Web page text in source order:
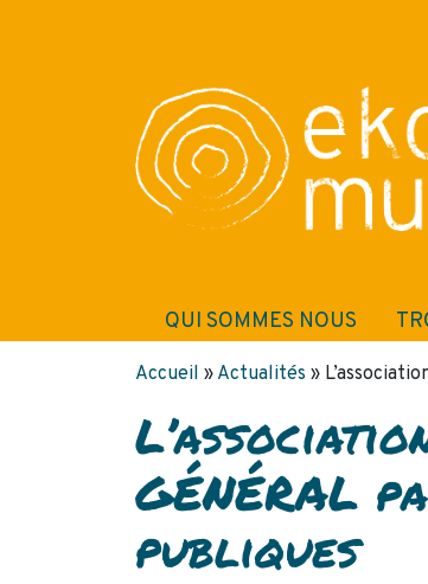
QUI SOMMES NOUS
Accueil » Actualités »
GÉNÉRAL
publiques